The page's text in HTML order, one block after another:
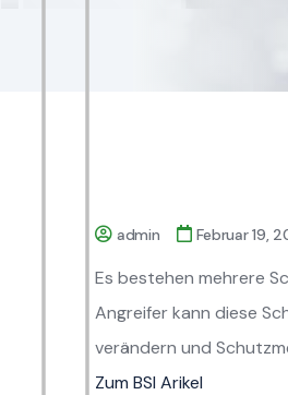
admin Februar 19,
Es bestehen mehrere
Angreifer kann diese
verändern und
Zum BSI Arikel